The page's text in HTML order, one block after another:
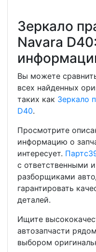
Зеркало
Navara
Вы можете
всех найденных
таких как Зеркало
D40.
Просмотрите
информацию о
интересует.
с ответственными
разборщиками
гарантировать
деталей.
Ищите
автозапчасти
выбором